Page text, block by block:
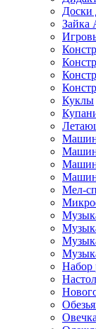
Доски
Зайка
Куклы
Мел-
Набор